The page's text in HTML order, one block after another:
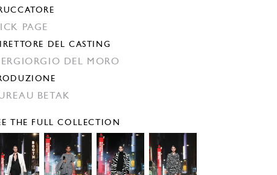
PAGE
DEL CASTING
DEL MORO
BETAK
THE FULL COLLECTION